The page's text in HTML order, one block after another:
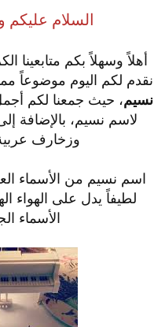
السلام عليكم
أهلاً وسهلاً بكم متابعينا
نقدم لكم اليوم موضوعاً
نسيم، حيث جمعنا لكم أجمل
لاسم نسيم، بالإضافة
وزخارف
اسم نسيم من الأسماء
لطيفاً يدل على الهواء
الأسماء